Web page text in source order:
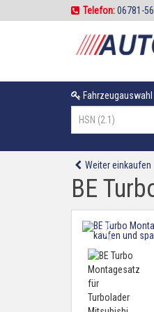
Telefon:06781-
Weiter einkaufen
BE